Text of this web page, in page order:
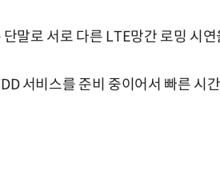
말로 서로 다른 LTE망간 로밍 시
서비스를 준비 중이어서 빠른 시